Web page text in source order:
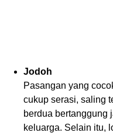
Jodoh
Pasangan yang
cukup serasi, saling
berdua bertanggung
keluarga. Selain itu,